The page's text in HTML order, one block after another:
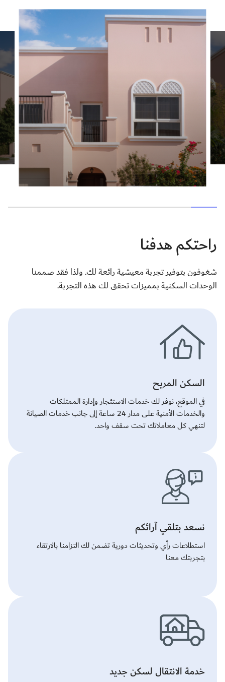
راحتكم هدفنا
شغوفون بتوفير تجربة معيشية رائعة لك. ولذا فقد صممنا
الوحدات السكنية بمميزات تحقق لك هذه التجربة.
السكن المريح
في الموقع، نوفر لك خدمات الاستئجار وإدارة الممتلكات
والخدمات الأمنية على مدار 24 ساعة إلى جانب خدمات الصيانة
لتنهي كل معاملاتك تحت سقف واحد.
نسعد بتلقي آرائكم
استطلاعات رأي وتحديثات دورية تضمن لك التزامنا بالارتقاء
بتجربتك معنا
خدمة الانتقال لسكن جديد